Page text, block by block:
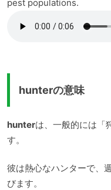
pest populations.
hunterの意味
hunterは、一般的には「
す。
彼は熱心なハンターで、
びます。